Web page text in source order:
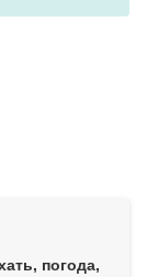
погода,